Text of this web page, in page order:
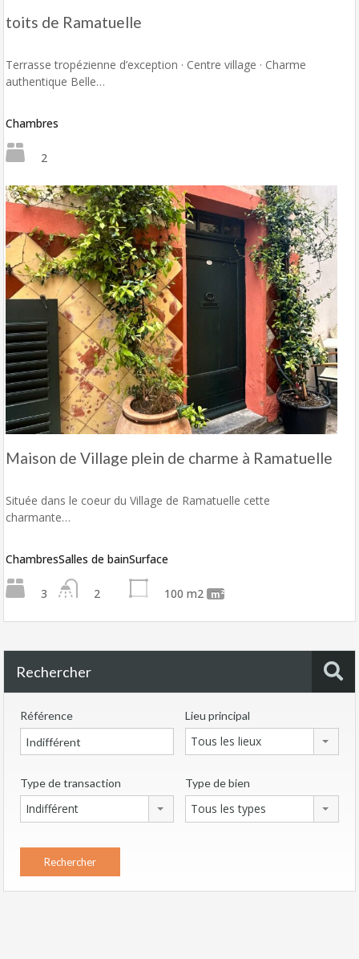
toits de Ramatuelle
Terrasse tropézienne d’exception · Centre village · Charme
authentique Belle…
Chambres
2
Maison de Village plein de charme à Ramatuelle
Située dans le coeur du Village de Ramatuelle cette
charmante…
Chambres
3
Salles de bain
2
Surface
100 m2 m²
Rechercher
Référence Lieu principal
Tous les lieux
Type de transaction
Indifférent
Type de bien
Tous les types